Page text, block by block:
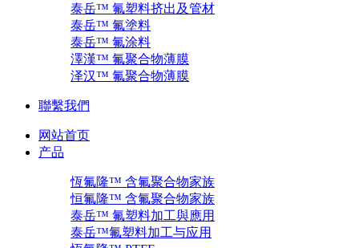
泰岳™ 氟塑料挤出及管材
泰岳™ 氟塗料
泰岳™ 氟涂料
澤漢™ 氟聚合物薄膜
泽汉™ 氟聚合物薄膜
聯繫我們
网站首页
产品
恆氟隆™ 含氟聚合物家族
恒氟隆™ 含氟聚合物家族
泰岳™ 氟塑料加工與應用
泰岳™氟塑料加工与应用